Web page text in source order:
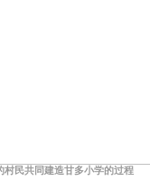
村民共同建造甘多小学的过程